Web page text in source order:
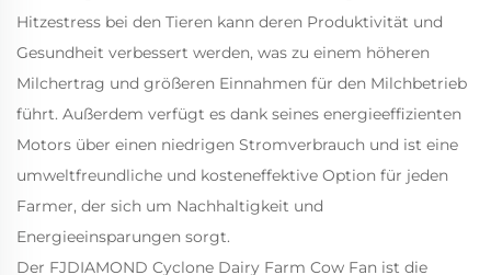
Hitzestress bei den Tieren kann deren Produktivität und
Gesundheit verbessert werden, was zu einem höheren
Milchertrag und größeren Einnahmen für den Milchbetrieb
führt. Außerdem verfügt es dank seines energieeffizienten
Motors über einen niedrigen Stromverbrauch und ist eine
umweltfreundliche und kosteneffektive Option für jeden
Farmer, der sich um Nachhaltigkeit und
Energieeinsparungen sorgt.
Der FJDIAMOND Cyclone Dairy Farm Cow Fan ist die